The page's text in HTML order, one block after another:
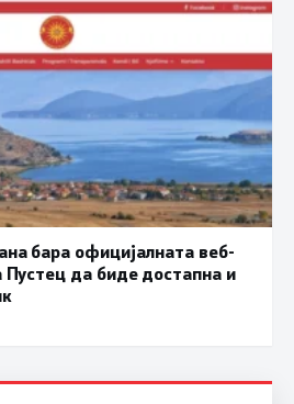
бара официјалната веб-
да биде достапна и